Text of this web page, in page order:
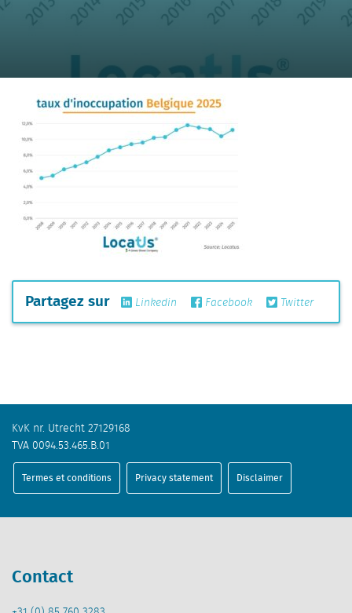
Partagez sur Linkedin Facebook Twitter
KvK nr. Utrecht 27129168
TVA 0094.53.465.B.01
Termes et conditions Privacy statement Disclaimer
Contact